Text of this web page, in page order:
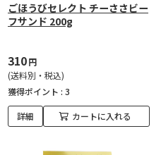
ごほうびセレクト チーささビー
フサンド 200g
310円
(送料別・税込)
獲得ポイント : 3
詳細 カートに入れる